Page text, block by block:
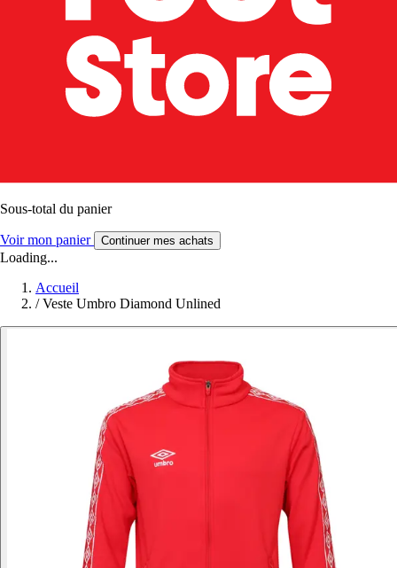
Sous-total du panier
Voir mon panier Continuer mes achats
Loading...
Accueil
/ Veste Umbro Diamond Unlined